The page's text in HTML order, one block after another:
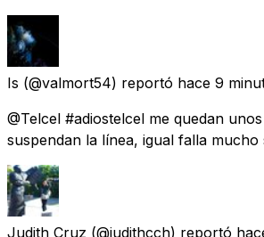
Is (@valmort54) reportó hace 9
@Telcel #adiostelcel me quedan
suspendan la línea, igual falla mucho
Judith Cruz (@judithcch) reportó